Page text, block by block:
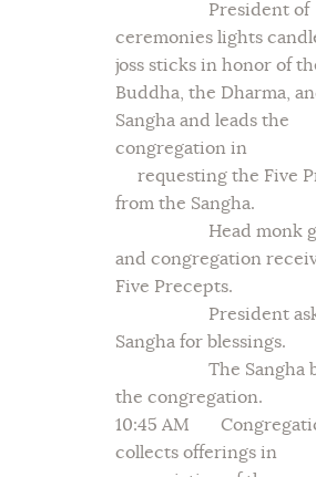
President of
ceremonies lights
joss sticks in honor of
Buddha, the Dharma,
Sangha and leads the
congregation in
requesting the Five
from the Sangha.
Head monk
and congregation
Five Precepts.
President asks
Sangha for blessings.
The Sangha
the congregation.
10:45 AM
collects offerings in